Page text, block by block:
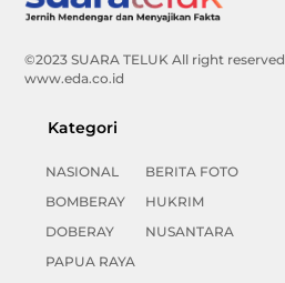
©2023 SUARA TELUK All right
www.eda.co.id
Kategori
NASIONAL
BOMBERAY
DOBERAY
PAPUA RAYA
BERITA FOTO
HUKRIM
NUSANTARA